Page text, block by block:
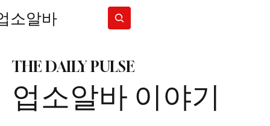
소알바
업소알바 이야기
THE DAILY PULSE